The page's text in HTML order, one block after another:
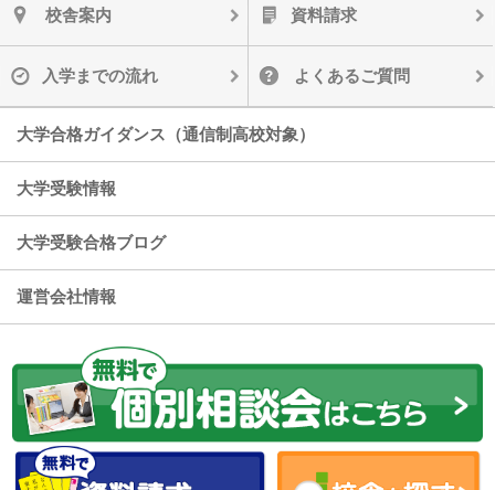
校舎案内 資料請求
入学までの流れ よくあるご質問
大学合格ガイダンス（通信制高校対象）
大学受験情報
大学受験合格ブログ
運営会社情報